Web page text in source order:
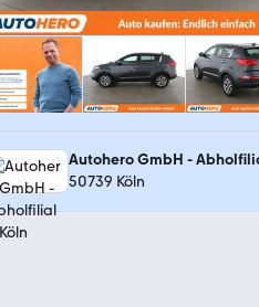
Autohero GmbH -
50739 Köln